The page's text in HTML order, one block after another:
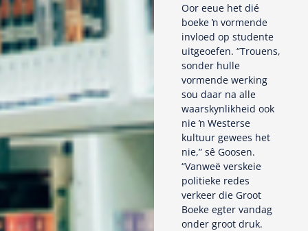
Oor eeue het dié
boeke ŉ vormende
invloed op studente
uitgeoefen. “Trouens,
sonder hulle
vormende werking
sou daar na alle
waarskynlikheid ook
nie ŉ Westerse
kultuur gewees het
nie,” sê Goosen.
“Vanweë verskeie
politieke redes
verkeer die Groot
Boeke egter vandag
onder groot druk.